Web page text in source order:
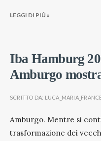
LEGGI DI PIÚ »
Iba Hamburg
Amburgo
SCRITTO DA:
Amburgo. Mentre si
trasformazione dei